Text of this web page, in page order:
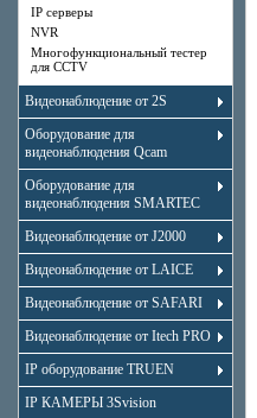
IP серверы
NVR
Многофункциональный тестер
для CCTV
Видеонаблюдение от 2S
Оборудование для
видеонаблюдения Qcam
Оборудование для
видеонаблюдения SMARTEC
Видеонаблюдение от J2000
Видеонаблюдение от LAICE
Видеонаблюдение от SAFARI
Видеонаблюдение от Itech PRO
IP оборудование TRUEN
IP КАМЕРЫ 3Svision